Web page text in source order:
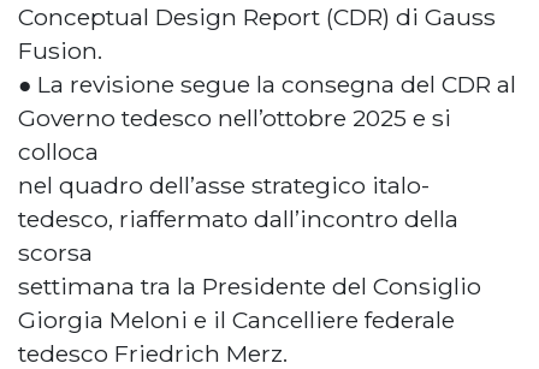
Conceptual Design Report (CDR) di Gauss
Fusion.
● La revisione segue la consegna del CDR al
Governo tedesco nell’ottobre 2025 e si
colloca
nel quadro dell’asse strategico italo-
tedesco, riaffermato dall’incontro della
scorsa
settimana tra la Presidente del Consiglio
Giorgia Meloni e il Cancelliere federale
tedesco Friedrich Merz.